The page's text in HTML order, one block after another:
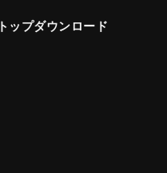
トップダウンロード